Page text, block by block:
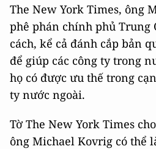
The New York Times, ông
phê phán chính phủ Trung
cách, kể cả đánh cắp bản
để giúp các công ty trong
họ có được ưu thế trong
ty nước ngoài.
Tờ The New York Times
ông Michael Kovrig có thể